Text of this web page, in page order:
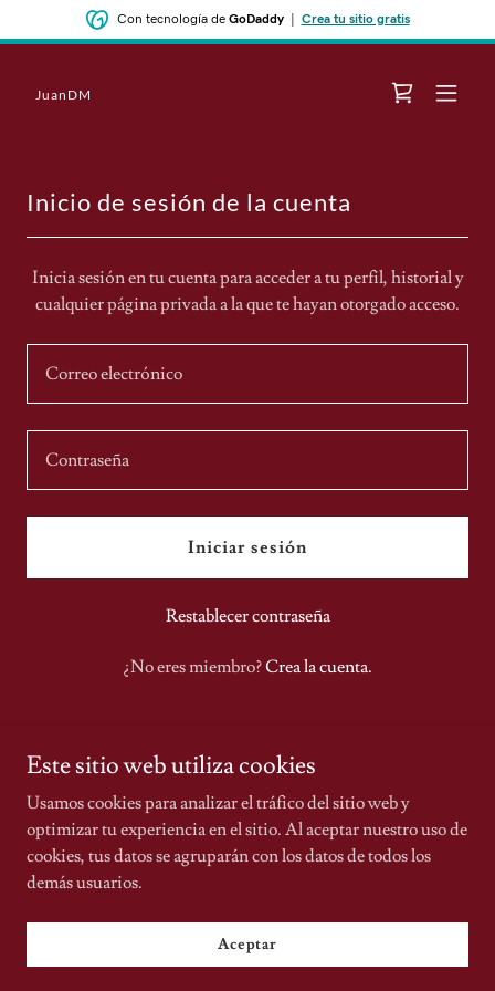
Con tecnología de GoDaddy| Crea tu sitio gratis
JuanDM
Inicio de sesión de la cuenta
Inicia sesión en tu cuenta para acceder a tu perfil, historial y
cualquier página privada a la que te hayan otorgado acceso.
Iniciar sesión
Restablecer contraseña
¿No eres miembro?Crea la cuenta.
Copyright © 2026 JuanDM - Todos los derechos reservados.
Este sitio web utiliza cookies
Usamos cookies para analizar el tráfico del sitio web y
optimizar tu experiencia en el sitio. Al aceptar nuestro uso de
cookies, tus datos se agruparán con los datos de todos los
demás usuarios.
Aceptar